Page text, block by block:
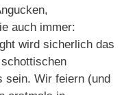
auch immer:
wird sicherlich das
schottischen
sein. Wir feiern (und